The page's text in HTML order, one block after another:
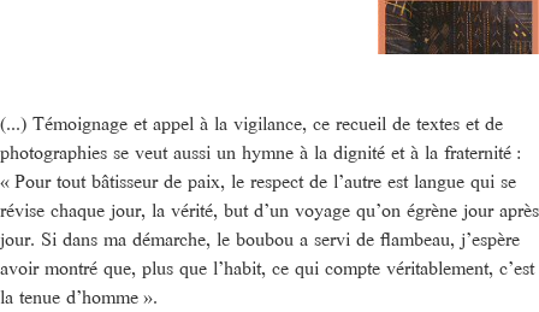
(...) Témoignage et appel à la vigilance, ce recueil de textes et de
photographies se veut aussi un hymne à la dignité et à la fraternité :
« Pour tout bâtisseur de paix, le respect de l’autre est langue qui se
révise chaque jour, la vérité, but d’un voyage qu’on égrène jour après
jour. Si dans ma démarche, le boubou a servi de flambeau, j’espère
avoir montré que, plus que l’habit, ce qui compte véritablement, c’est
la tenue d’homme ».